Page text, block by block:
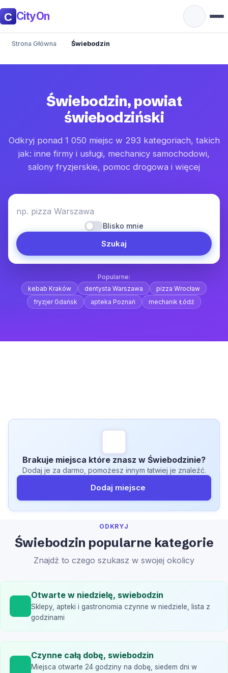
CityOn
Strona Główna Świebodzin
Świebodzin, powiat
świebodziński
Odkryj ponad 1 050 miejsc w 293 kategoriach, takich
jak: inne firmy i usługi, mechanicy samochodowi,
salony fryzjerskie, pomoc drogowa i więcej
np. pizza Warszawa
Blisko mnie
Szukaj
Popularne:
kebab Kraków
dentysta Warszawa
pizza Wrocław
fryzjer Gdańsk
apteka Poznań mechanik Łódź
Brakuje miejsca które znasz w Świebodzinie?
Dodaj je za darmo, pomożesz innym łatwiej je znaleźć.
Dodaj miejsce
ODKRYJ
Świebodzin popularne kategorie
Znajdź to czego szukasz w swojej okolicy
Otwarte w niedzielę, swiebodzin
Sklepy, apteki i gastronomia czynne w niedziele, lista z
godzinami
Czynne całą dobę, swiebodzin
Miejsca otwarte 24 godziny na dobę, siedem dni w